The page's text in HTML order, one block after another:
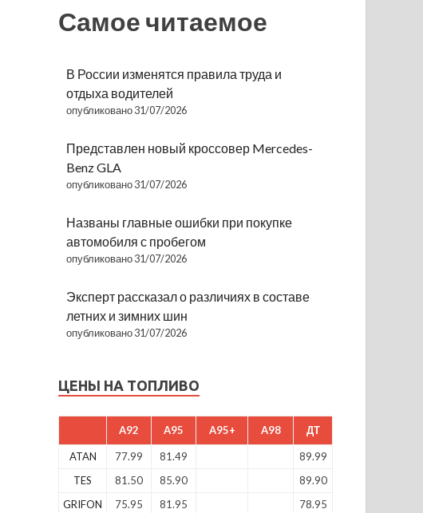
Самое читаемое
В России изменятся правила труда и
отдыха водителей
опубликовано 31/07/2026
Представлен новый кроссовер Mercedes-
Benz GLA
опубликовано 31/07/2026
Названы главные ошибки при покупке
автомобиля с пробегом
опубликовано 31/07/2026
Эксперт рассказал о различиях в составе
летних и зимних шин
опубликовано 31/07/2026
ЦЕНЫ НА ТОПЛИВО
A92 A95 A95+ A98 ДТ
ATAN 77.99 81.49
89.99
TES
81.50 85.90
89.90
GRIFON
75.95 81.95 78.95